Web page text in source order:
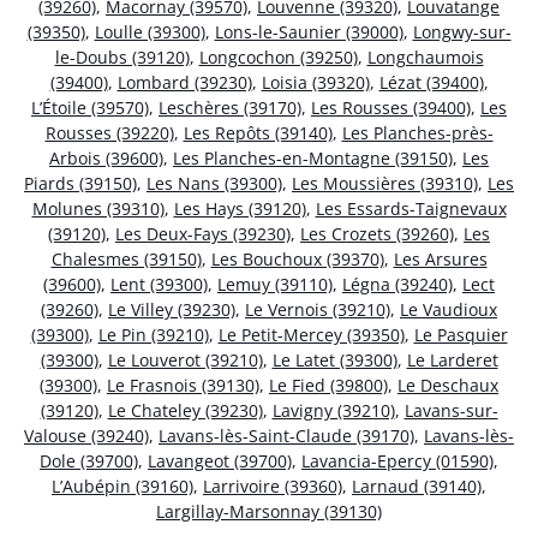
(39260), Macornay (39570), Louvenne (39320), Louvatange
(39350), Loulle (39300), Lons-le-Saunier (39000), Longwy-sur-
le-Doubs (39120), Longcochon (39250), Longchaumois
(39400), Lombard (39230), Loisia (39320), Lézat (39400),
L’Étoile (39570), Leschères (39170), Les Rousses (39400), Les
Rousses (39220), Les Repôts (39140), Les Planches-près-
Arbois (39600), Les Planches-en-Montagne (39150), Les
Piards (39150), Les Nans (39300), Les Moussières (39310), Les
Molunes (39310), Les Hays (39120), Les Essards-Taignevaux
(39120), Les Deux-Fays (39230), Les Crozets (39260), Les
Chalesmes (39150), Les Bouchoux (39370), Les Arsures
(39600), Lent (39300), Lemuy (39110), Légna (39240), Lect
(39260), Le Villey (39230), Le Vernois (39210), Le Vaudioux
(39300), Le Pin (39210), Le Petit-Mercey (39350), Le Pasquier
(39300), Le Louverot (39210), Le Latet (39300), Le Larderet
(39300), Le Frasnois (39130), Le Fied (39800), Le Deschaux
(39120), Le Chateley (39230), Lavigny (39210), Lavans-sur-
Valouse (39240), Lavans-lès-Saint-Claude (39170), Lavans-lès-
Dole (39700), Lavangeot (39700), Lavancia-Epercy (01590),
L’Aubépin (39160), Larrivoire (39360), Larnaud (39140),
Largillay-Marsonnay (39130)